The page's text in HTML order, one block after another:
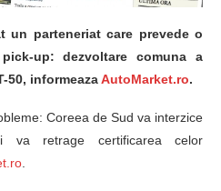
un parteneriat care prevede o
up: dezvoltare comuna a
50, informeazaAutoMarket.ro.
Coreea de Sud va interzice
va retrage certificarea celor